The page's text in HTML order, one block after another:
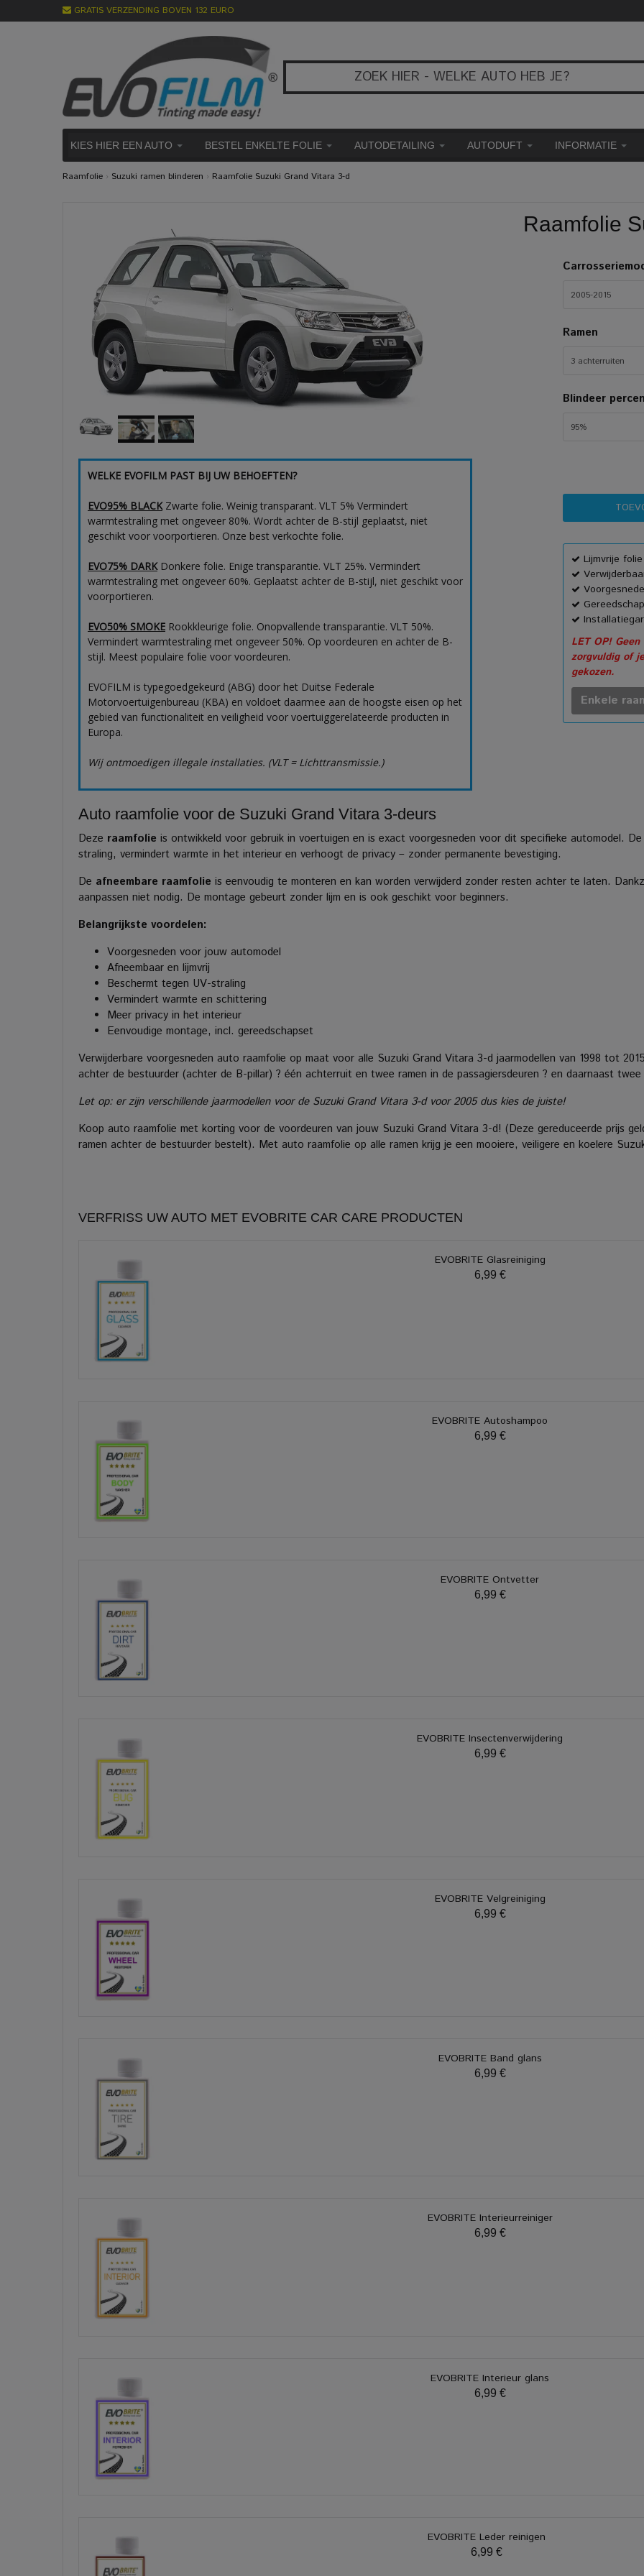
GRATIS VERZENDING BOVEN 132 EURO
KIES HIER EEN AUTO BESTEL ENKELTE FOLIE AUTODETAILING AUTODUFT INFORMATIE
Raamfolie › Suzuki ramen blinderen › Raamfolie Suzuki Grand Vitara 3-d
WELKE EVOFILM PAST BIJ UW BEHOEFTEN?
EVO95% BLACKZwarte folie. Weinig transparant. VLT 5% Vermindert
warmtestraling met ongeveer 80%. Wordt achter de B-stijl geplaatst, niet
geschikt voor voorportieren. Onze best verkochte folie.
EVO75% DARKDonkere folie. Enige transparantie. VLT 25%. Vermindert
warmtestraling met ongeveer 60%. Geplaatst achter de B-stijl, niet geschikt voor
voorportieren.
EVO50% SMOKE Rookkleurige folie. Onopvallende transparantie. VLT 50%.
Vermindert warmtestraling met ongeveer 50%. Op voordeuren en achter de B-
stijl. Meest populaire folie voor voordeuren.
EVOFILM is typegoedgekeurd (ABG) door het Duitse Federale
Motorvoertuigenbureau (KBA) en voldoet daarmee aan de hoogste eisen op het
gebied van functionaliteit en veiligheid voor voertuiggerelateerde producten in
Europa.
Wij ontmoedigen illegale installaties. (VLT = Lichttransmissie.)
Raamfolie
2005-2015
Ramen
3 achterruiten
Blindeer
95%
Lijmvrije
LET OP!
zorgvuldig of
gekozen.
Enkele
Auto raamfolie voor de Suzuki Grand Vitara 3-deurs
Deze raamfolie is ontwikkeld voor gebruik in voertuigen en is exact voorgesneden voor dit specifieke automodel.
straling, vermindert warmte in het interieur en verhoogt de privacy – zonder permanente bevestiging.
De afneembare raamfolie is eenvoudig te monteren en kan worden verwijderd zonder resten achter te laten.
aanpassen niet nodig. De montage gebeurt zonder lijm en is ook geschikt voor beginners.
Belangrijkste voordelen:
Voorgesneden voor jouw automodel
Afneembaar en lijmvrij
Beschermt tegen UV-straling
Vermindert warmte en schittering
Meer privacy in het interieur
Eenvoudige montage, incl. gereedschapset
Verwijderbare voorgesneden auto raamfolie op maat voor alle Suzuki Grand Vitara 3-d jaarmodellen van 1998 tot
achter de bestuurder (achter de B-pillar) ? één achterruit en twee ramen in de passagiersdeuren ? en daarnaast
Let op: er zijn verschillende jaarmodellen voor de Suzuki Grand Vitara 3-d voor 2005 dus kies de juiste!
Koop auto raamfolie met korting voor de voordeuren van jouw Suzuki Grand Vitara 3-d! (Deze gereduceerde prijs
ramen achter de bestuurder bestelt). Met auto raamfolie op alle ramen krijg je een mooiere, veiligere en koelere
VERFRISS UW AUTO MET EVOBRITE CAR CARE PRODUCTEN
EVOBRITE Glasreiniging
6,99 €
EVOBRITE Autoshampoo
6,99 €
EVOBRITE Ontvetter
6,99 €
EVOBRITE Insectenverwijdering
6,99 €
EVOBRITE Velgreiniging
6,99 €
EVOBRITE Band glans
6,99 €
EVOBRITE Interieurreiniger
6,99 €
EVOBRITE Interieur glans
6,99 €
EVOBRITE Leder reinigen
6,99 €